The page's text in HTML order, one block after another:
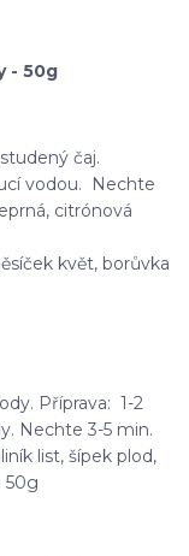
- 50g
čaj.
vodou. Nechte
citrónová
květ, borůvka
Příprava: 1-2
Nechte 3-5 min.
list, šípek plod,
50g